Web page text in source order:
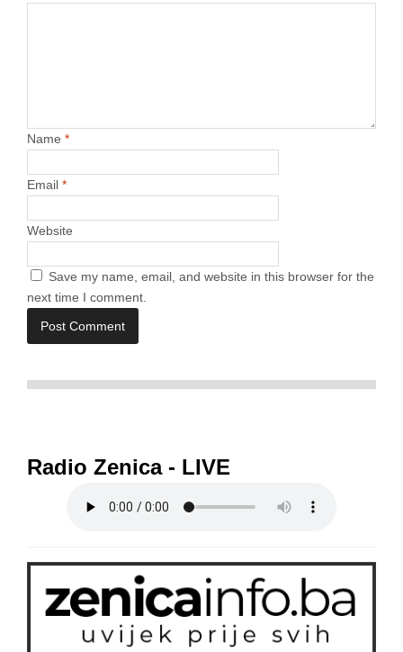
Name *
Email *
Website
Save my name, email, and website in this browser for the
next time I comment.
Radio Zenica - LIVE